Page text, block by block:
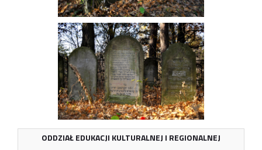
ODDZIAŁ EDUKACJI KULTURALNEJ I REGIONALNEJ